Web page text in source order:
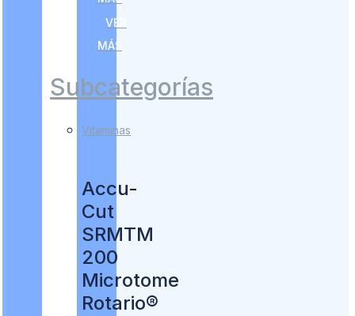
VER
MÁS
Subcategorías
Vitaminas
Accu-
Cut
SRMTM
200
Microtome
Rotario®